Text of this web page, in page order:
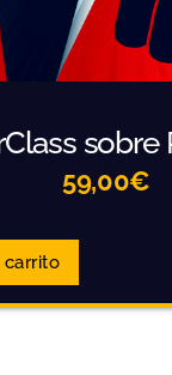
sobre
59,00€
carrito